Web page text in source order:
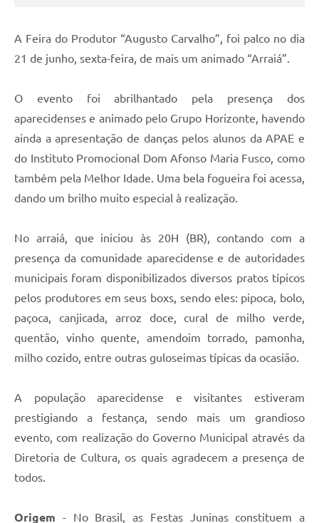
A Feira do Produtor “Augusto Carvalho”, foi palco no dia
21 de junho, sexta-feira, de mais um animado “Arraiá”.
O evento foi abrilhantado pela presença dos
aparecidenses e animado pelo Grupo Horizonte, havendo
ainda a apresentação de danças pelos alunos da APAE e
do Instituto Promocional Dom Afonso Maria Fusco, como
também pela Melhor Idade. Uma bela fogueira foi acessa,
dando um brilho muito especial à realização.
No arraiá, que iniciou às 20H (BR), contando com a
presença da comunidade aparecidense e de autoridades
municipais foram disponibilizados diversos pratos típicos
pelos produtores em seus boxs, sendo eles: pipoca, bolo,
paçoca, canjicada, arroz doce, cural de milho verde,
quentão, vinho quente, amendoim torrado, pamonha,
milho cozido, entre outras guloseimas típicas da ocasião.
A população aparecidense e visitantes estiveram
prestigiando a festança, sendo mais um grandioso
evento, com realização do Governo Municipal através da
Diretoria de Cultura, os quais agradecem a presença de
todos.
Origem - No Brasil, as Festas Juninas constituem a